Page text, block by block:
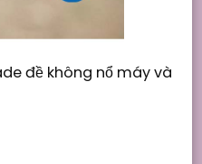
đề không nổ máy và